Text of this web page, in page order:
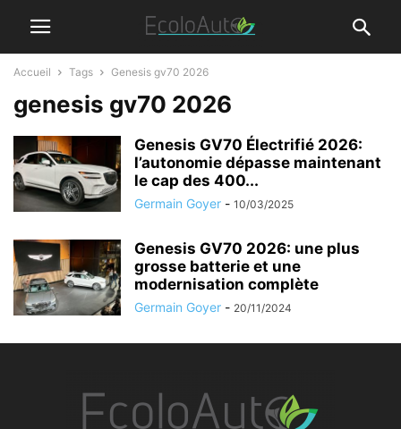
Accueil Tags Genesis gv70 2026
genesis gv70 2026
Genesis GV70 Électrifié 2026:
l’autonomie dépasse maintenant
le cap des 400...
Germain Goyer - 10/03/2025
Genesis GV70 2026: une plus
grosse batterie et une
modernisation complète
Germain Goyer - 20/11/2024